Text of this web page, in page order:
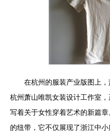
在杭州的服装产业版图上
杭州萧山唯凯女装设计工作室
写着关于女性穿着艺术的新篇
的纽带，它不仅展现了浙江中